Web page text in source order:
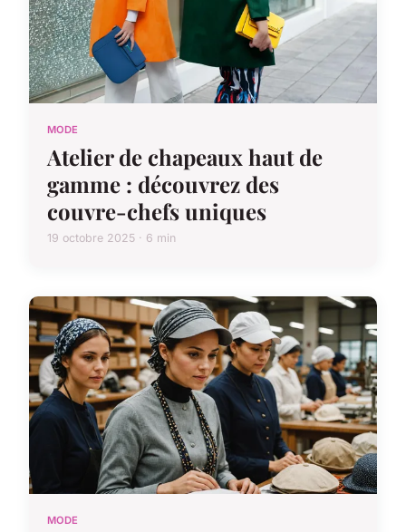
MODE
Atelier de chapeaux haut de
gamme : découvrez des
couvre-chefs uniques
19 octobre 2025 · 6 min
MODE